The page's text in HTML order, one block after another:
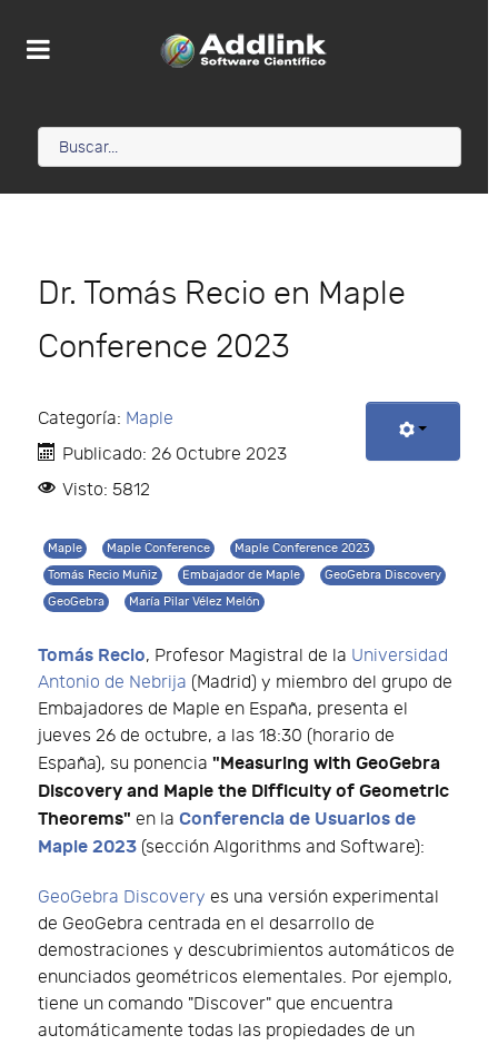
Dr. Tomás Recio en Maple
Conference 2023
Categoría: Maple
Publicado: 26 Octubre 2023
Visto: 5812
Maple Maple Conference
Maple Conference 2023
Tomás Recio Muñiz
Embajador de Maple
GeoGebra Discovery
GeoGebra
María Pilar Vélez Melón
Tomás Recio, Profesor Magistral de la Universidad
Antonio de Nebrija (Madrid) y miembro del grupo de
Embajadores de Maple en España, presenta el
jueves 26 de octubre, a las 18:30 (horario de
España), su ponencia "Measuring with GeoGebra
Discovery and Maple the Difficulty of Geometric
Theorems" en la Conferencia de Usuarios de
Maple 2023 (sección Algorithms and Software):
GeoGebra Discovery es una versión experimental
de GeoGebra centrada en el desarrollo de
demostraciones y descubrimientos automáticos de
enunciados geométricos elementales. Por ejemplo,
tiene un comando "Discover" que encuentra
automáticamente todas las propiedades de un